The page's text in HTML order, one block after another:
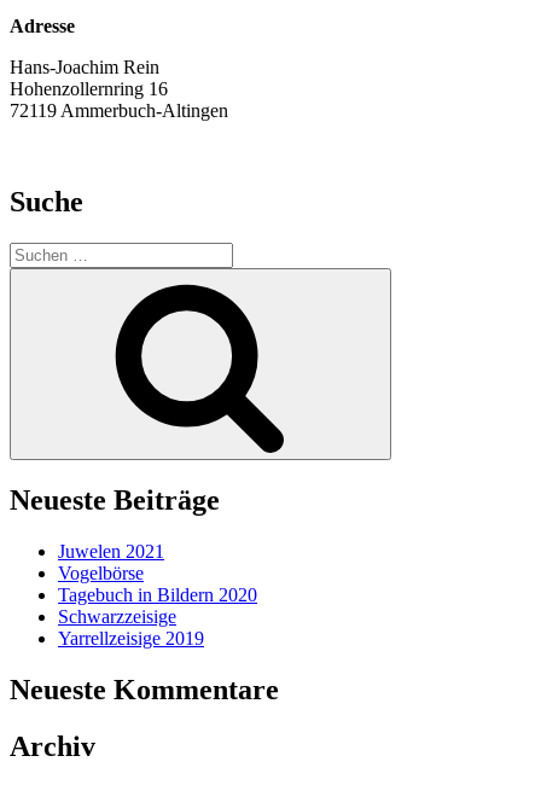
Adresse
Hans-Joachim Rein
Hohenzollernring 16
72119 Ammerbuch-Altingen
Suche
Suche
nach:
Neueste Beiträge
Juwelen 2021
Vogelbörse
Tagebuch in Bildern 2020
Schwarzzeisige
Yarrellzeisige 2019
Neueste Kommentare
Archiv